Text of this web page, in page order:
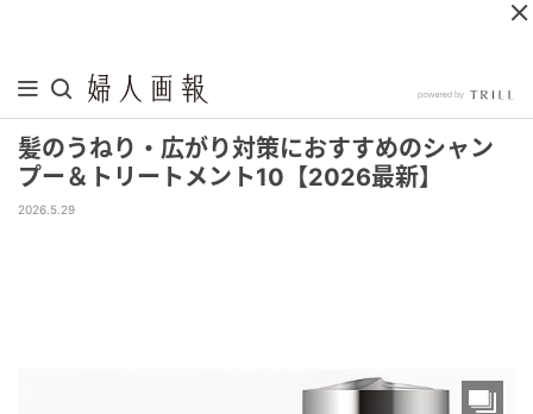
髪のうねり・広がり対策におすすめのシャン
プー＆トリートメント10【2026最新】
2026.5.29